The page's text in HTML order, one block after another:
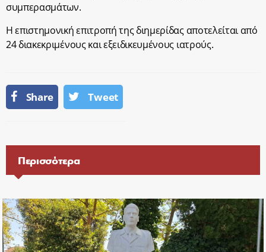
συμπερασμάτων.
Η επιστημονική επιτροπή της διημερίδας αποτελείται από
24 διακεκριμένους και εξειδικευμένους ιατρούς.
Share Tweet
Περισσότερα